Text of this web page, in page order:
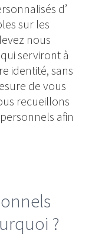
d’
sur les
nous
serviront à
identité, sans
de vous
recueillons
afin
?